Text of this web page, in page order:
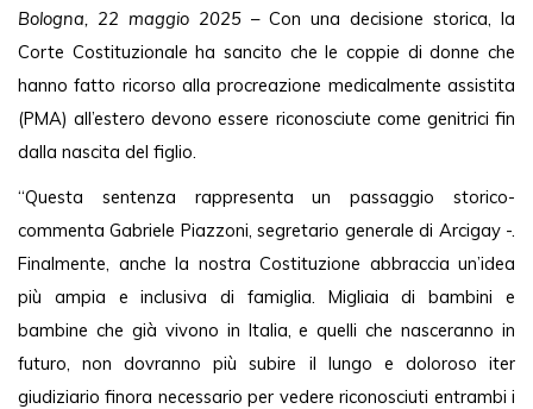
Bologna, 22 maggio 2025 – Con una decisione storica, la
Corte Costituzionale ha sancito che le coppie di donne che
hanno fatto ricorso alla procreazione medicalmente assistita
(PMA) all’estero devono essere riconosciute come genitrici fin
dalla nascita del figlio.
“Questa sentenza rappresenta un passaggio storico-
commenta Gabriele Piazzoni, segretario generale di Arcigay -.
Finalmente, anche la nostra Costituzione abbraccia un’idea
più ampia e inclusiva di famiglia. Migliaia di bambini e
bambine che già vivono in Italia, e quelli che nasceranno in
futuro, non dovranno più subire il lungo e doloroso iter
giudiziario finora necessario per vedere riconosciuti entrambi i